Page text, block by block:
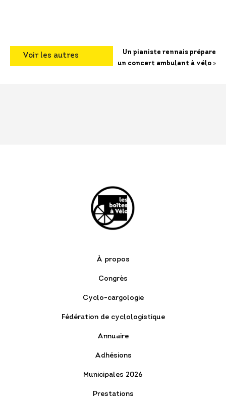
Voir les autres
Un pianiste rennais prépare
un concert ambulant à vélo »
À propos
Congrès
Cyclo-cargologie
Fédération de cyclologistique
Annuaire
Adhésions
Municipales 2026
Prestations